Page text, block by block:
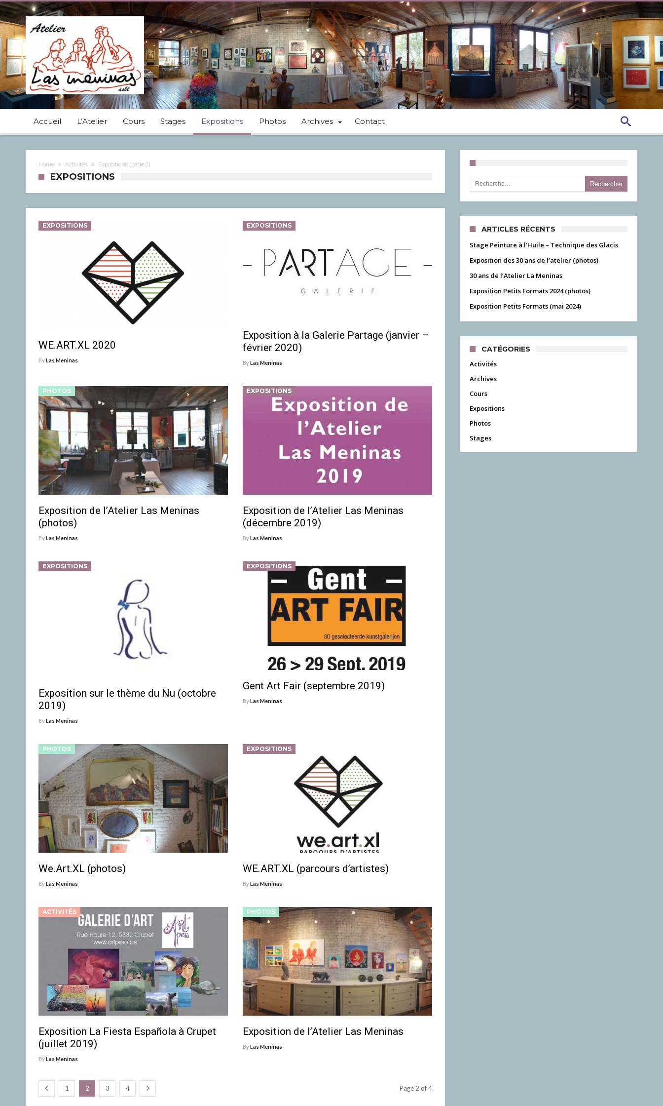
Accueil L’Atelier Cours Stages Expositions Photos Archives Contact
Home Activités Expositions (page 2)
EXPOSITIONS
EXPOSITIONS
WE.ART.XL 2020
ByLas Meninas
EXPOSITIONS
Exposition à la Galerie Partage (janvier –
février 2020)
ByLas Meninas
PHOTOS
Exposition de l’Atelier Las Meninas
(photos)
ByLas Meninas
EXPOSITIONS
Exposition de l’Atelier Las Meninas
(décembre 2019)
ByLas Meninas
EXPOSITIONS
Exposition sur le thème du Nu (octobre
2019)
ByLas Meninas
EXPOSITIONS
Gent Art Fair (septembre 2019)
ByLas Meninas
PHOTOS
We.Art.XL (photos)
ByLas Meninas
EXPOSITIONS
WE.ART.XL (parcours d’artistes)
ByLas Meninas
ACTIVITÉS
Exposition La Fiesta Española à Crupet
(juillet 2019)
ByLas Meninas
PHOTOS
Exposition de l’Atelier Las Meninas
ByLas Meninas
1 2 3 4 Page 2 of 4
Rechercher :
ARTICLES RÉCENTS
Stage Peinture à l’Huile – Technique des Glacis
Exposition des 30 ans de l’atelier (photos)
30 ans de l’Atelier La Meninas
Exposition Petits Formats 2024 (photos)
Exposition Petits Formats (mai 2024)
CATÉGORIES
Activités
Archives
Cours
Expositions
Photos
Stages